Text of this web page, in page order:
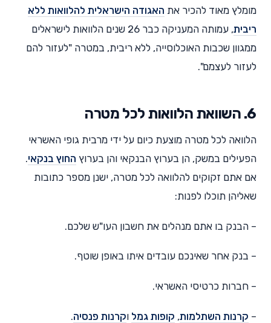
מומלץ מאוד להכיר את האגודה הישראלית להלוואות ללא
ריבית
, עמותה המעניקה כבר 26 שנים הלוואות לישראלים
ממגוון שכבות האוכלוסייה, ללא ריבית, במטרה "לעזור להם
לעזור לעצמם".
6. השוואת הלוואות לכל מטרה
הלוואה לכל מטרה מוצעת כיום על ידי מרבית גופי האשראי
הפעילים במשק, הן בערוץ הבנקאי והן בערוץ החוץ בנקאי.
אם אתם זקוקים להלוואה לכל מטרה, ישנן מספר כתובות
שאליהן תוכלו לפנות:
– הבנק בו אתם מנהלים את חשבון העו"ש שלכם.
– בנק אחר שאינכם עובדים איתו באופן שוטף.
– חברות כרטיסי האשראי.
– קרנות השתלמות, קופות גמל וקרנות פנסיה.